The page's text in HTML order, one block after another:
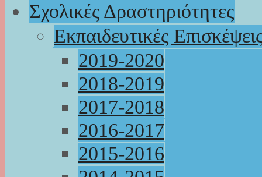
Σχολικές Δραστηριότητες
Εκπαιδευτικές
2019-2020
2018-2019
2017-2018
2016-2017
2015-2016